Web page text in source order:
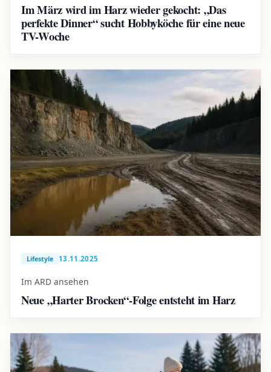
Im März wird im Harz wieder gekocht: „Das
perfekte Dinner“ sucht Hobbyköche für eine neue
TV-Woche
Lifestyle 13.11.2025
Im ARD ansehen
Neue „Harter Brocken“-Folge entsteht im Harz